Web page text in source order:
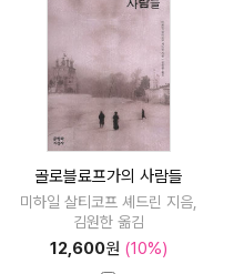
골로블료프가의 사람들
미하일 살티코프 셰드린 지음,
김원한 옮김
12,600원 (10%)